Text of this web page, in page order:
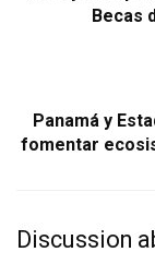
Becas
Panamá y
fomentar
Discussion